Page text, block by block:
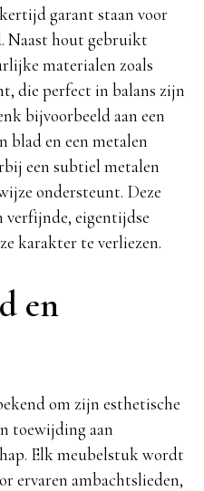
garant staan voor
Naast hout gebruikt
materialen zoals
die perfect in balans zijn
bijvoorbeeld aan een
blad en een metalen
een subtiel metalen
ondersteunt. Deze
verfijnde, eigentijdse
karakter te verliezen.
en
om zijn esthetische
toewijding aan
Elk meubelstuk wordt
ervaren ambachtslieden,